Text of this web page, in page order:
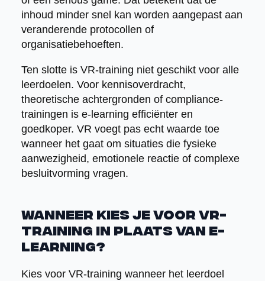
inhoud minder snel kan worden aangepast aan
veranderende protocollen of
organisatiebehoeften.
Ten slotte is VR-training niet geschikt voor alle
leerdoelen. Voor kennisoverdracht,
theoretische achtergronden of compliance-
trainingen is e-learning efficiënter en
goedkoper. VR voegt pas echt waarde toe
wanneer het gaat om situaties die fysieke
aanwezigheid, emotionele reactie of complexe
besluitvorming vragen.
Wanneer kies je voor VR-
training in plaats van e-
learning?
Kies voor VR-training wanneer het leerdoel